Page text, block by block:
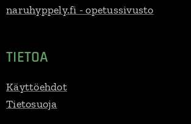
naruhyppely.fi - opetussivusto
TIETOA
Käyttöehdot
Tietosuoja